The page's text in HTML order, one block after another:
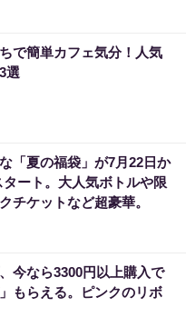
で簡単カフェ気分！人気
選
「夏の福袋」が7月22日か
ート。大人気ボトルや限
チケットなど超豪華。
今なら3300円以上購入で
もらえる。ピンクのリボ